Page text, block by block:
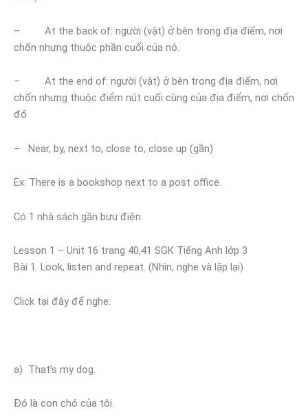
– At the back of: người (vật) ở bên trong địa điểm, nơi
chốn nhưng thuộc phần cuối của nó.
– At the end of: người (vật) ở bên trong địa điểm, nơi
chốn nhưng thuộc điểm nút cuối cùng của địa điểm, nơi chốn
đó
– Near, by, next to, close to, close up (gần)
Ex: There is a bookshop next to a post office.
Có 1 nhà sách gần bưu điện.
Lesson 1 – Unit 16 trang 40,41 SGK Tiếng Anh lớp 3
Bài 1. Look, listen and repeat. (Nhìn, nghe và lặp lại).
Click tại đây để nghe:
a) That’s my dog.
Đó là con chó của tôi.